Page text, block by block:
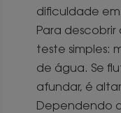
dificuldade
Para
teste simples:
de água. Se
afundar, é
Dependendo